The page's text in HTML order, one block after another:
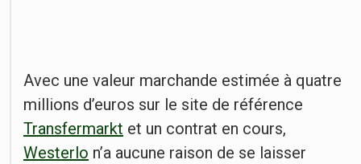
Avec une valeur marchande estimée à quatre
millions d’euros sur le site de référence
Transfermarkt et un contrat en cours,
Westerlo n’a aucune raison de se laisser